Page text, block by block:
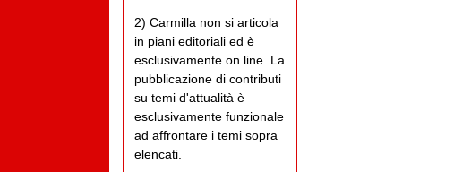
2) Carmilla non si articola
in piani editoriali ed è
esclusivamente on line. La
pubblicazione di contributi
su temi d'attualità è
esclusivamente funzionale
ad affrontare i temi sopra
elencati.